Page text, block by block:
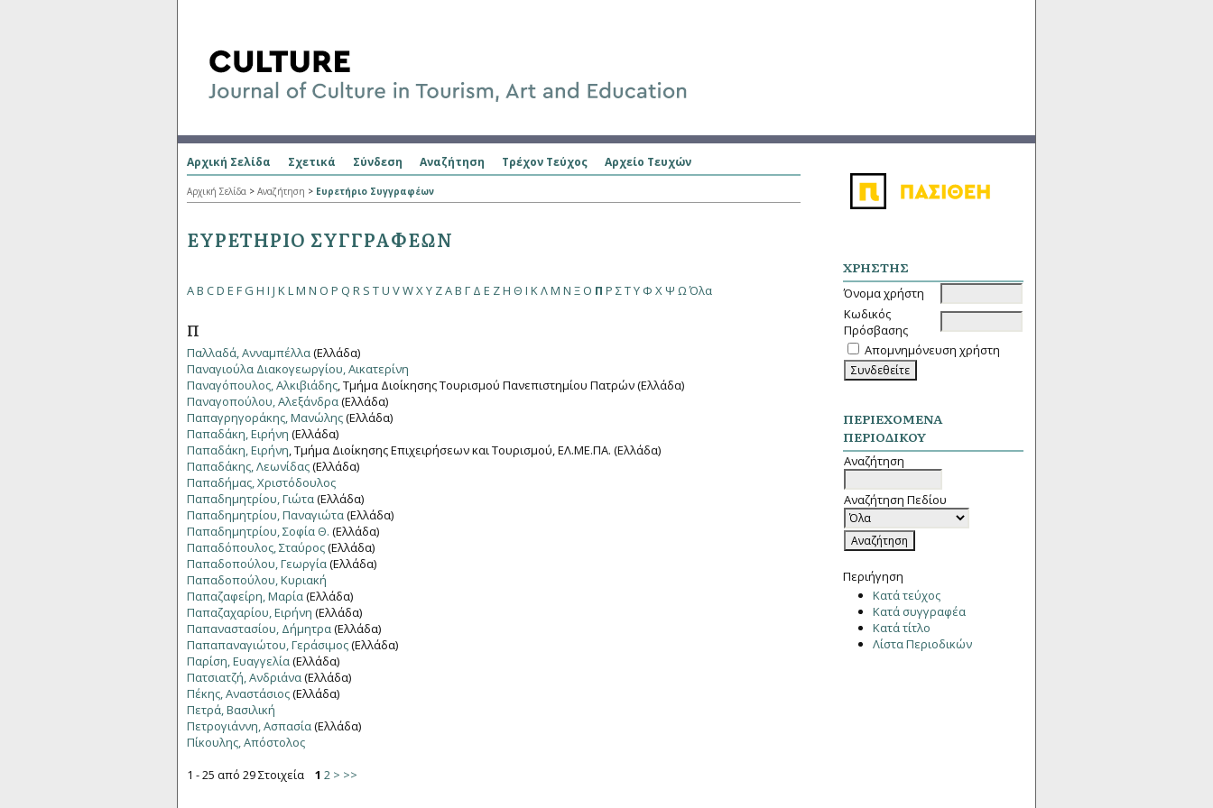
ΧΡΉΣΤΗΣ
Όνομα χρήστη
Κωδικός
Πρόσβασης
Απομνημόνευση χρήστη
ΠΕΡΙΕΧΌΜΕΝΑ
ΠΕΡΙΟΔΙΚΟΎ
Αναζήτηση
Αναζήτηση Πεδίου
Περιήγηση
Κατά τεύχος
Κατά συγγραφέα
Κατά τίτλο
Λίστα Περιοδικών
Αρχική Σελίδα Σχετικά Σύνδεση Αναζήτηση Τρέχον Τεύχος Αρχείο Τευχών
Αρχική Σελίδα > Αναζήτηση > Ευρετήριο Συγγραφέων
ΕΥΡΕΤΉΡΙΟ ΣΥΓΓΡΑΦΈΩΝ
AB CD E FG H I J KLM N O P Q R S TU VWXY ZΑΒ Γ Δ Ε ΖΗ Θ Ι ΚΛΜ Ν ΞΟ Π Ρ ΣΤΥ Φ ΧΨ ΩΌλα
Π
Παλλαδά, Ανναμπέλλα(Ελλάδα)
Παναγιούλα Διακογεωργίου, Αικατερίνη
Παναγόπουλος, Αλκιβιάδης, Τμήμα Διοίκησης Τουρισμού Πανεπιστημίου Πατρών (Ελλάδα)
Παναγοπούλου, Αλεξάνδρα(Ελλάδα)
Παπαγρηγοράκης, Μανώλης(Ελλάδα)
Παπαδάκη, Ειρήνη (Ελλάδα)
Παπαδάκη, Ειρήνη, Τμήμα Διοίκησης Επιχειρήσεων και Τουρισμού, ΕΛ.ΜΕ.ΠΑ. (Ελλάδα)
Παπαδάκης, Λεωνίδας(Ελλάδα)
Παπαδήμας, Χριστόδουλος
Παπαδημητρίου, Γιώτα(Ελλάδα)
Παπαδημητρίου, Παναγιώτα(Ελλάδα)
Παπαδημητρίου, Σοφία Θ. (Ελλάδα)
Παπαδόπουλος, Σταύρος(Ελλάδα)
Παπαδοπούλου, Γεωργία(Ελλάδα)
Παπαδοπούλου, Κυριακή
Παπαζαφείρη, Μαρία(Ελλάδα)
Παπαζαχαρίου, Ειρήνη (Ελλάδα)
Παπαναστασίου, Δήμητρα(Ελλάδα)
Παπαπαναγιώτου, Γεράσιμος(Ελλάδα)
Παρίση, Ευαγγελία(Ελλάδα)
Πατσιατζή, Ανδριάνα(Ελλάδα)
Πέκης, Αναστάσιος(Ελλάδα)
Πετρά, Βασιλική
Πετρογιάννη, Ασπασία(Ελλάδα)
Πίκουλης, Απόστολος
1 - 25 από 29 Στοιχεία 1 2 > >>